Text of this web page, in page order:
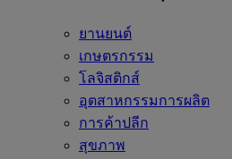
ยานยนต์
เกษตรกรรม
โลจิสติกส์
อุตสาหกรรมการผลิต
การค้าปลีก
สุขภาพ